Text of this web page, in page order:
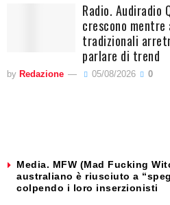
Radio. Audiradio
crescono
tradizionali
parlare di trend
by Redazione 05/08/2026 0
Media. MFW (Mad Fucking
australiano è riusciuto a
colpendo i loro inserzionisti